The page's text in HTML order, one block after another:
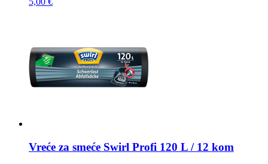
Vreće za smeće Swirl Profi 120 L / 12 kom